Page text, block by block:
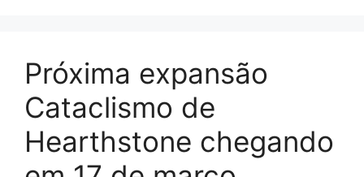
Próxima expansão
Cataclismo de
Hearthstone chegando